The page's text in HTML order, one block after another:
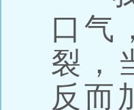
口气
裂，
反而